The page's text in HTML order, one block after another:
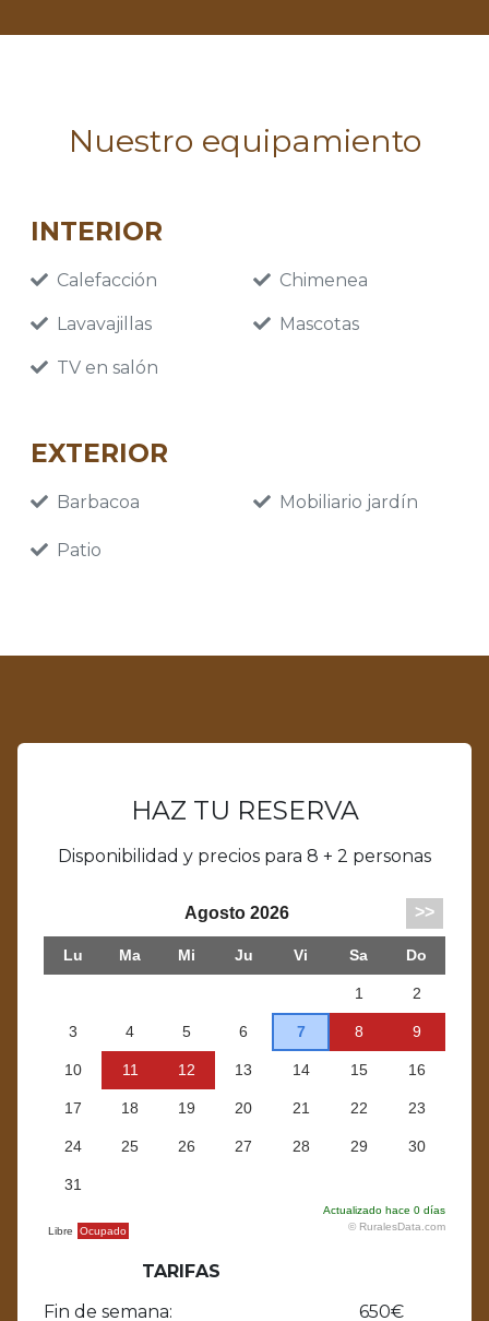
Nuestro equipamiento
INTERIOR
Calefacción Chimenea
Lavavajillas Mascotas
TV en salón
EXTERIOR
Barbacoa Mobiliario jardín
Patio
HAZ TU RESERVA
Disponibilidad y precios para 8 + 2 personas
TARIFAS
Fin de semana:
650€